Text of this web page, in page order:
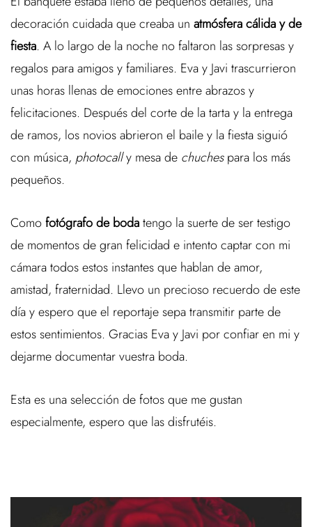
decoración cuidada que creaba un atmósfera cálida y de
fiesta. A lo largo de la noche no faltaron las sorpresas y
regalos para amigos y familiares. Eva y Javi trascurrieron
unas horas llenas de emociones entre abrazos y
felicitaciones. Después del corte de la tarta y la entrega
de ramos, los novios abrieron el baile y la fiesta siguió
con música, photocally mesa de chuchespara los más
pequeños.
Comofotógrafo de bodatengo la suerte de ser testigo
de momentos de gran felicidad e intento captar con mi
cámara todos estos instantes que hablan de amor,
amistad, fraternidad. Llevo un precioso recuerdo de este
día y espero que el reportaje sepa transmitir parte de
estos sentimientos. Gracias Eva y Javi por confiar en mi y
dejarme documentar vuestra boda.
Esta es una selección de fotos que me gustan
especialmente, espero que las disfrutéis.